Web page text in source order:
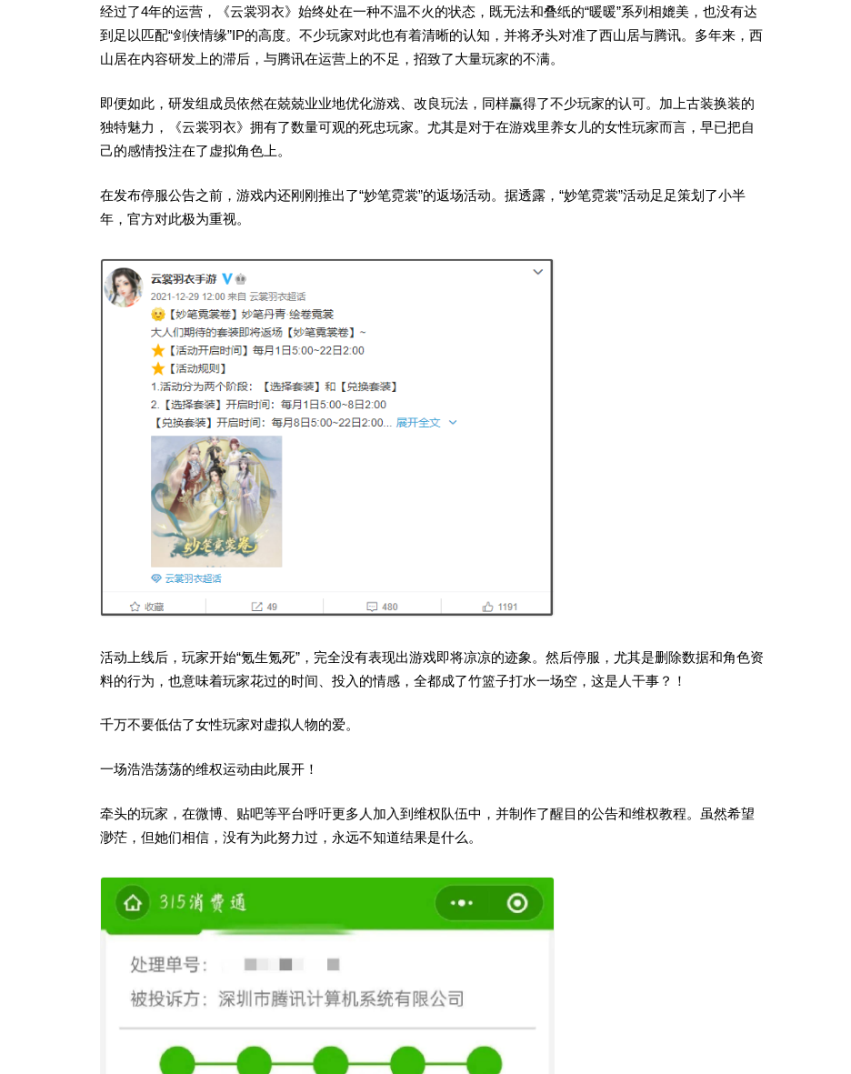
经过了4年的运营，《云裳羽衣》始终处在一种不温不火的状态，既无法和叠纸的“暖暖”系列相媲美，也没有达
到足以匹配“剑侠情缘”IP的高度。不少玩家对此也有着清晰的认知，并将矛头对准了西山居与腾讯。多年来，西
山居在内容研发上的滞后，与腾讯在运营上的不足，招致了大量玩家的不满。
即便如此，研发组成员依然在兢兢业业地优化游戏、改良玩法，同样赢得了不少玩家的认可。加上古装换装的
独特魅力，《云裳羽衣》拥有了数量可观的死忠玩家。尤其是对于在游戏里养女儿的女性玩家而言，早已把自
己的感情投注在了虚拟角色上。
在发布停服公告之前，游戏内还刚刚推出了“妙笔霓裳”的返场活动。据透露，“妙笔霓裳”活动足足策划了小半
年，官方对此极为重视。
活动上线后，玩家开始“氪生氪死”，完全没有表现出游戏即将凉凉的迹象。然后停服，尤其是删除数据和角色资
料的行为，也意味着玩家花过的时间、投入的情感，全都成了竹篮子打水一场空，这是人干事？！
千万不要低估了女性玩家对虚拟人物的爱。
一场浩浩荡荡的维权运动由此展开！
牵头的玩家，在微博、贴吧等平台呼吁更多人加入到维权队伍中，并制作了醒目的公告和维权教程。虽然希望
渺茫，但她们相信，没有为此努力过，永远不知道结果是什么。